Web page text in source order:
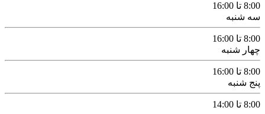
8:00 تا 16:00
سه شنبه
8:00 تا 16:00
چهار شنبه
8:00 تا 16:00
پنج شنبه
8:00 تا 14:00